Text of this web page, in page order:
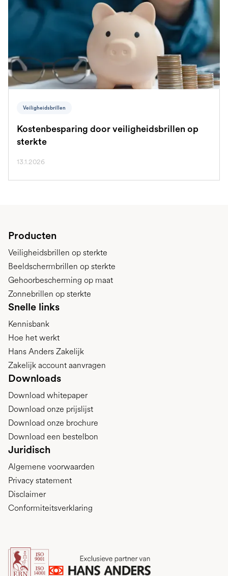
Veiligheidsbrillen
Kostenbesparing door veiligheidsbrillen op
sterkte
13.1.2026
Producten
Veiligheidsbrillen op sterkte
Beeldschermbrillen op sterkte
Gehoorbescherming op maat
Zonnebrillen op sterkte
Snelle links
Kennisbank
Hoe het werkt
Hans Anders Zakelijk
Zakelijk account aanvragen
Downloads
Download whitepaper
Download onze prijslijst
Download onze brochure
Download een bestelbon
Juridisch
Algemene voorwaarden
Privacy statement
Disclaimer
Conformiteitsverklaring